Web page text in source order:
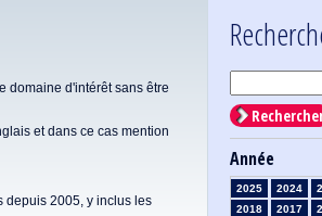
domaine d'intérêt sans être
et dans ce cas mention
depuis 2005, y inclus les
Année
2025 2024
2018
2017